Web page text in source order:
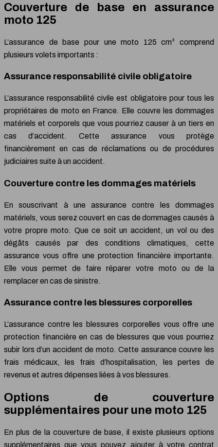
Couverture de base en assurance
moto 125
L’assurance de base pour une moto 125 cm³ comprend
plusieurs volets importants :
Assurance responsabilité civile obligatoire
L’assurance responsabilité civile est obligatoire pour tous les
propriétaires de moto en France. Elle couvre les dommages
matériels et corporels que vous pourriez causer à un tiers en
cas d’accident. Cette assurance vous protège
financièrement en cas de réclamations ou de procédures
judiciaires suite à un accident.
Couverture contre les dommages matériels
En souscrivant à une assurance contre les dommages
matériels, vous serez couvert en cas de dommages causés à
votre propre moto. Que ce soit un accident, un vol ou des
dégâts causés par des conditions climatiques, cette
assurance vous offre une protection financière importante.
Elle vous permet de faire réparer votre moto ou de la
remplacer en cas de sinistre.
Assurance contre les blessures corporelles
L’assurance contre les blessures corporelles vous offre une
protection financière en cas de blessures que vous pourriez
subir lors d’un accident de moto. Cette assurance couvre les
frais médicaux, les frais d’hospitalisation, les pertes de
revenus et autres dépenses liées à vos blessures.
Options de couverture
supplémentaires pour une moto 125
En plus de la couverture de base, il existe plusieurs options
supplémentaires que vous pouvez ajouter à votre contrat